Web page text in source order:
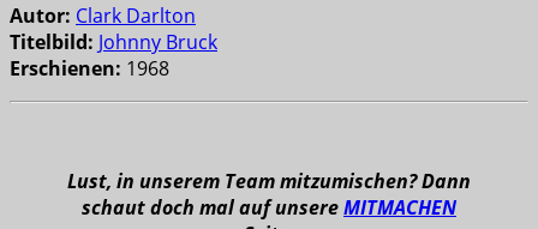
Autor: Clark Darlton
Titelbild: Johnny Bruck
Erschienen: 1968
Lust, in unserem Team mitzumischen? Dann
schaut doch mal auf unsereMITMACHEN